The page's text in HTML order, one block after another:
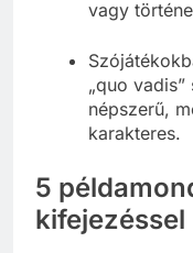
vagy
„quo
népszerű,
karakteres.
5
kifejezéssel